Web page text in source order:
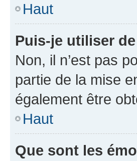
Haut
Puis-je utiliser de
Non, il n’est pas
partie de la mise
également être
Haut
Que sont les